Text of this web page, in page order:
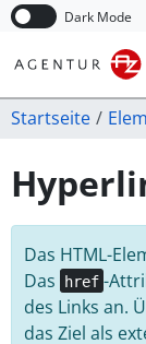
Dark Mode
Startseite
Das HTML-
Das
href -
des Links an.
das Ziel als